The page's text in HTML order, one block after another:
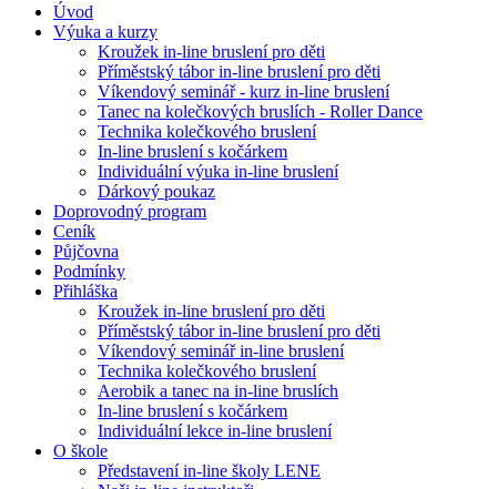
Úvod
Výuka a kurzy
Kroužek in-line bruslení pro děti
Příměstský tábor in-line bruslení pro děti
Víkendový seminář - kurz in-line bruslení
Tanec na kolečkových bruslích - Roller Dance
Technika kolečkového bruslení
In-line bruslení s kočárkem
Individuální výuka in-line bruslení
Dárkový poukaz
Doprovodný program
Ceník
Půjčovna
Podmínky
Přihláška
Kroužek in-line bruslení pro děti
Příměstský tábor in-line bruslení pro děti
Víkendový seminář in-line bruslení
Technika kolečkového bruslení
Aerobik a tanec na in-line bruslích
In-line bruslení s kočárkem
Individuální lekce in-line bruslení
O škole
Představení in-line školy LENE